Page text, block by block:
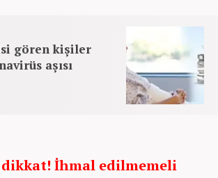
gören kişiler
aşısı
dikkat! İhmal edilmemeli